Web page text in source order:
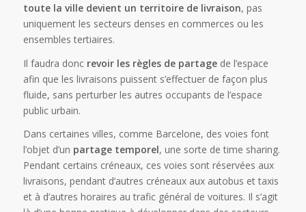
toute la ville devient un territoire de livraison, pas
uniquement les secteurs denses en commerces ou les
ensembles tertiaires.
Il faudra donc revoir les règles de partagede l’espace
afin que les livraisons puissent s’effectuer de façon plus
fluide, sans perturber les autres occupants de l’espace
public urbain.
Dans certaines villes, comme Barcelone, des voies font
l’objet d’un partage temporel, une sorte de time sharing.
Pendant certains créneaux, ces voies sont réservées aux
livraisons, pendant d’autres créneaux aux autobus et taxis
et à d’autres horaires au trafic général de voitures. Il s’agit